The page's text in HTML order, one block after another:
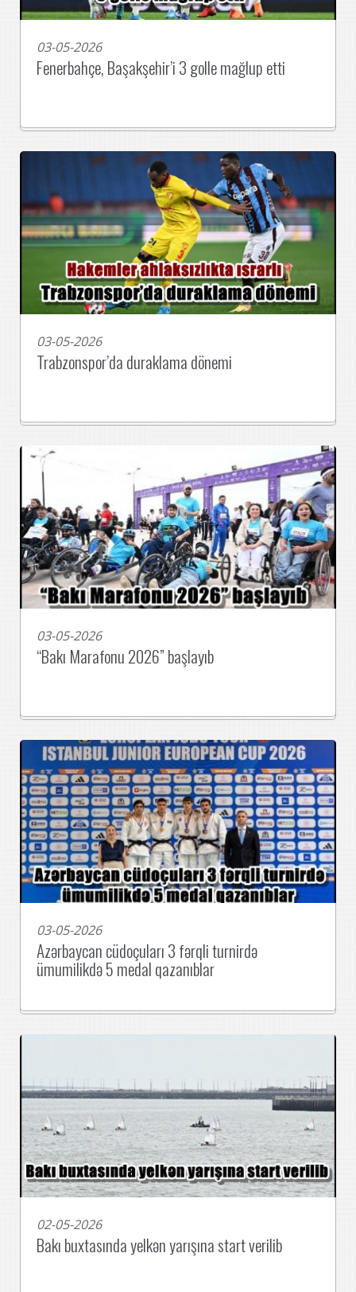
03-05-2026
Fenerbahçe, Başakşehir’i 3 golle mağlup etti
03-05-2026
Trabzonspor’da duraklama dönemi
03-05-2026
“Bakı Marafonu 2026” başlayıb
03-05-2026
Azərbaycan cüdoçuları 3 fərqli turnirdə
ümumilikdə 5 medal qazanıblar
02-05-2026
Bakı buxtasında yelkən yarışına start verilib